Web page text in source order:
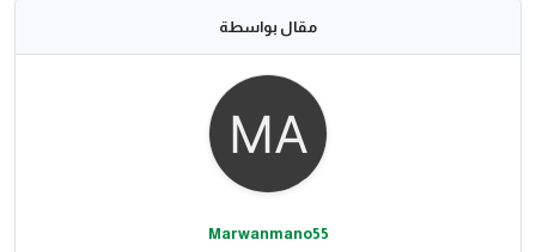
مقال بواسطة
Marwanmano55